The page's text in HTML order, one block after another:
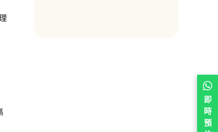
即
時
預